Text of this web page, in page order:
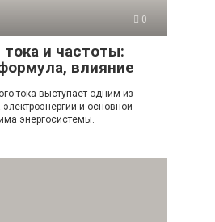
0
и частоты:
влияние
тока выступает одним из
и основной
энергосистемы.